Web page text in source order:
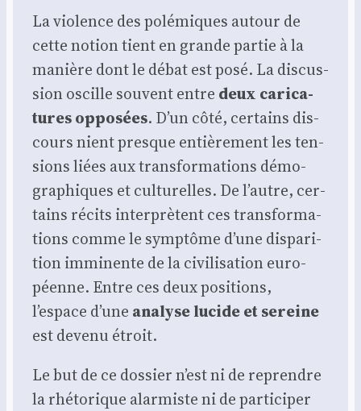
La vio­lence des polé­miques autour de
cette notion tient en grande par­tie à la
manière dont le débat est posé. La dis­cus­
sion oscille sou­vent entre deux cari­ca­
tures oppo­sées. D’un côté, cer­tains dis­
cours nient presque entiè­re­ment les ten­
sions liées aux trans­for­ma­tions démo­
gra­phiques et cultu­relles. De l’autre, cer­
tains récits inter­prètent ces trans­for­ma­
tions comme le symp­tôme d’une dis­pa­ri­
tion immi­nente de la civi­li­sa­tion euro­
péenne. Entre ces deux posi­tions,
l’espace d’une ana­lyse lucide et sereine
est deve­nu étroit.
Le but de ce dos­sier n’est ni de reprendre
la rhé­to­rique alar­miste ni de par­ti­ci­per